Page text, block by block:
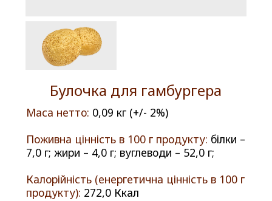
Булочка для гамбургера
Маса нетто: 0,09 кг (+/- 2%)
Поживна цінність в 100 г продукту: білки –
7,0 г; жири – 4,0 г; вуглеводи – 52,0 г;
Калорійність (енергетична цінність в 100 г
продукту): 272,0 Ккал